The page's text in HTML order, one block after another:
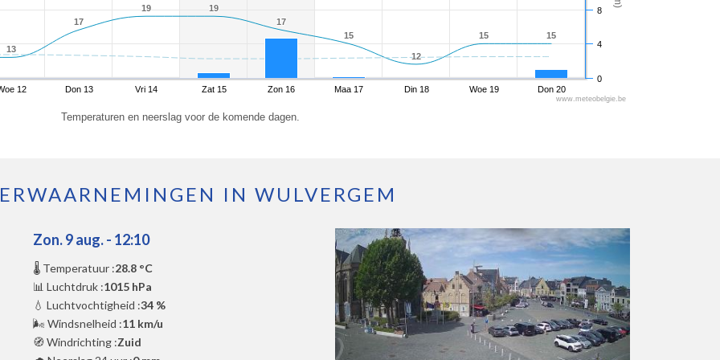
13
13
17
17
19
19 19
19
17
17
15
15
12
12
15
15 15
15
12 Don 13 Vri 14 Zat 15 Zon 16 Maa 17 Din 18 Woe 19 Don 20
0
4
8
www.meteobelgie.be
Temperaturen en neerslag voor de komende dagen.
IN WULVERGEM
Zon. 9 aug. - 12:10
🌡️ Temperatuur :28.8 °C
📊 Luchtdruk :1015 hPa
💧 Luchtvochtigheid :34 %
🌬️ Windsnelheid :11 km/u
🧭 Windrichting :Zuid